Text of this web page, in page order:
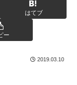
はてブ
ー
2019.03.10